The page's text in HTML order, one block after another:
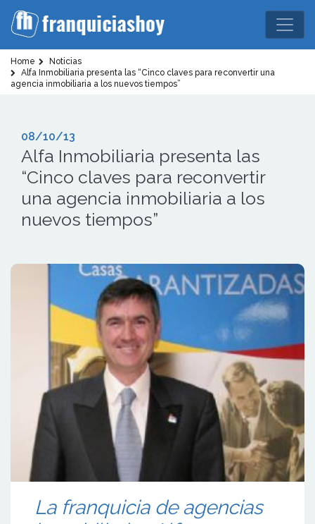
Home
Noticias
Alfa Inmobiliaria presenta las “Cinco claves para reconvertir una
agencia inmobiliaria a los nuevos tiempos”
08/10/13
Alfa Inmobiliaria presenta las
“Cinco claves para reconvertir
una agencia inmobiliaria a los
nuevos tiempos”
La franquicia de agencias